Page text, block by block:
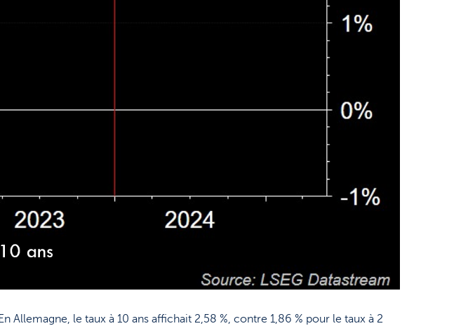
Allemagne, le taux à 10 ans affichait 2,58 %, contre 1,86 % pour le taux à 2